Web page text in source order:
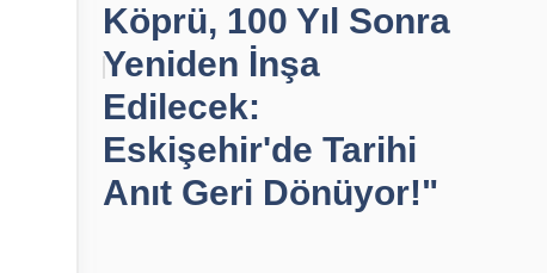
Köprü, 100 Yıl Sonra
Yeniden İnşa
Edilecek:
Eskişehir'de Tarihi
Anıt Geri Dönüyor!"